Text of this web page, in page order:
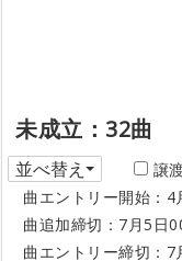
日曜日のラブレター
0
深夜高速
0
虹
0 福
CHAINSAW BLOOD
0
日曜日のラブレター
0
深夜高速
0
虹
0 福
CHAINSAW BLOOD
0
日曜日のラブレター
0
深夜高速
0
虹
0 福
CHAINSAW BLOOD
0
日曜日のラブレター
0
深夜高速
0
虹
0 福
CHAINSAW BLOOD
0
未成立：32曲
並べ替え
譲
曲エントリー開始：
曲追加締切：7月5日
曲エントリー締切：